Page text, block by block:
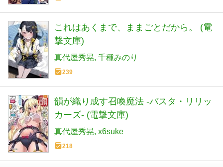
これはあくまで、ままごとだから。 (電
撃文庫)
真代屋秀晃 千種みのり
239
韻が織り成す召喚魔法 -バスタ・リリッ
カーズ- (電撃文庫)
真代屋秀晃 x6suke
218